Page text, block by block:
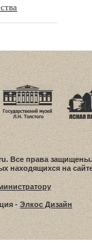
Все права защищены.
находящихся на
- Элкос Дизайн